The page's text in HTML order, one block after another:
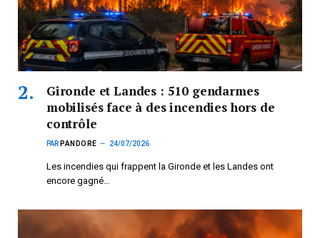
Gironde et Landes : 510 gendarmes
mobilisés face à des incendies hors de
contrôle
PAR PANDORE 24/07/2026
Les incendies qui frappent la Gironde et les Landes ont
encore gagné…